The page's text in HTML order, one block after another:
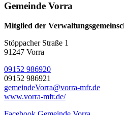
Gemeinde Vorra
Mitglied der
Stöppacher Straße 1
91247 Vorra
09152 986920
09152 986921
gemeindeVorra@vorra-mfr.de
www.vorra-mfr.de/